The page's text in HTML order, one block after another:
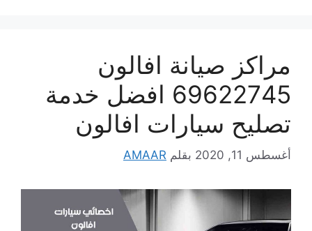
مراكز صيانة افالون
69622745 افضل خدمة
تصليح سيارات افالون
أغسطس 11, 2020 بقلم AMAAR